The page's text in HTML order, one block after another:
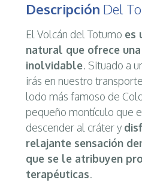
Descripción Del
El Volcán del Totumo es
natural que ofrece
inolvidable. Situado a
irás en nuestro
lodo más famoso de
pequeño montículo que
descender al cráter y
relajante sensación
que se le atribuyen
terapéuticas.